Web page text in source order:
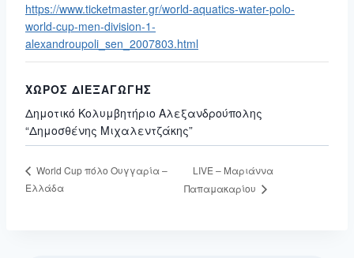
https://www.ticketmaster.gr/world-aquatics-water-polo-
world-cup-men-division-1-
alexandroupoli_sen_2007803.html
ΧΏΡΟΣ ΔΙΕΞΑΓΩΓΉΣ
Δημοτικό Κολυμβητήριο Αλεξανδρούπολης
“Δημοσθένης Μιχαλεντζάκης”
World Cup πόλο Ουγγαρία –
Ελλάδα
LIVE – Μαριάννα
Παπαμακαρίου